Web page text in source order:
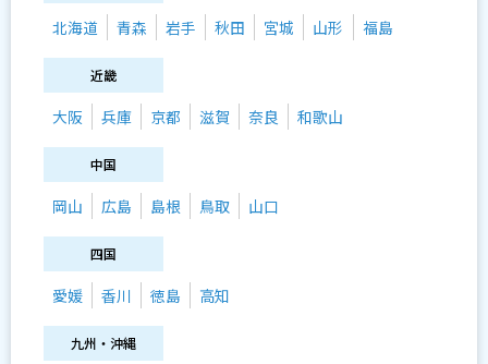
北海道 青森 岩手 秋田 宮城 山形 福島
近畿
大阪 兵庫 京都 滋賀 奈良 和歌山
中国
岡山 広島 島根 鳥取 山口
四国
愛媛 香川 徳島 高知
九州・沖縄